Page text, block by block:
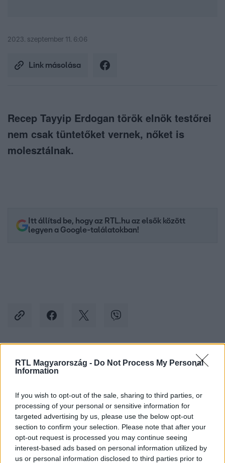
RTL Magyarország - Do Not Process My Personal
Information
If you wish to opt-out of the sale, sharing to third parties, or
processing of your personal or sensitive information for
targeted advertising by us, please use the below opt-out
section to confirm your selection. Please note that after your
opt-out request is processed you may continue seeing
interest-based ads based on personal information utilized by
us or personal information disclosed to third parties prior to
2023. szeptember 11. 6:06
Link másolása
Recep Tayyip Erdogan török elnök testőrei
nem csak tüntetőket vernek, nőket is
molesztálnak.
Itt állítsd be, hogy az RTL.hu az elsők között
legyen a Google-találatokban!
Kövess minket, és értesülj a friss hírekről a
Facebookon is!
Követem